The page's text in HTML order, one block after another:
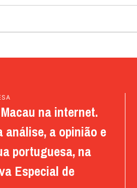
na internet.
análise, a opinião e
portuguesa, na
Especial de